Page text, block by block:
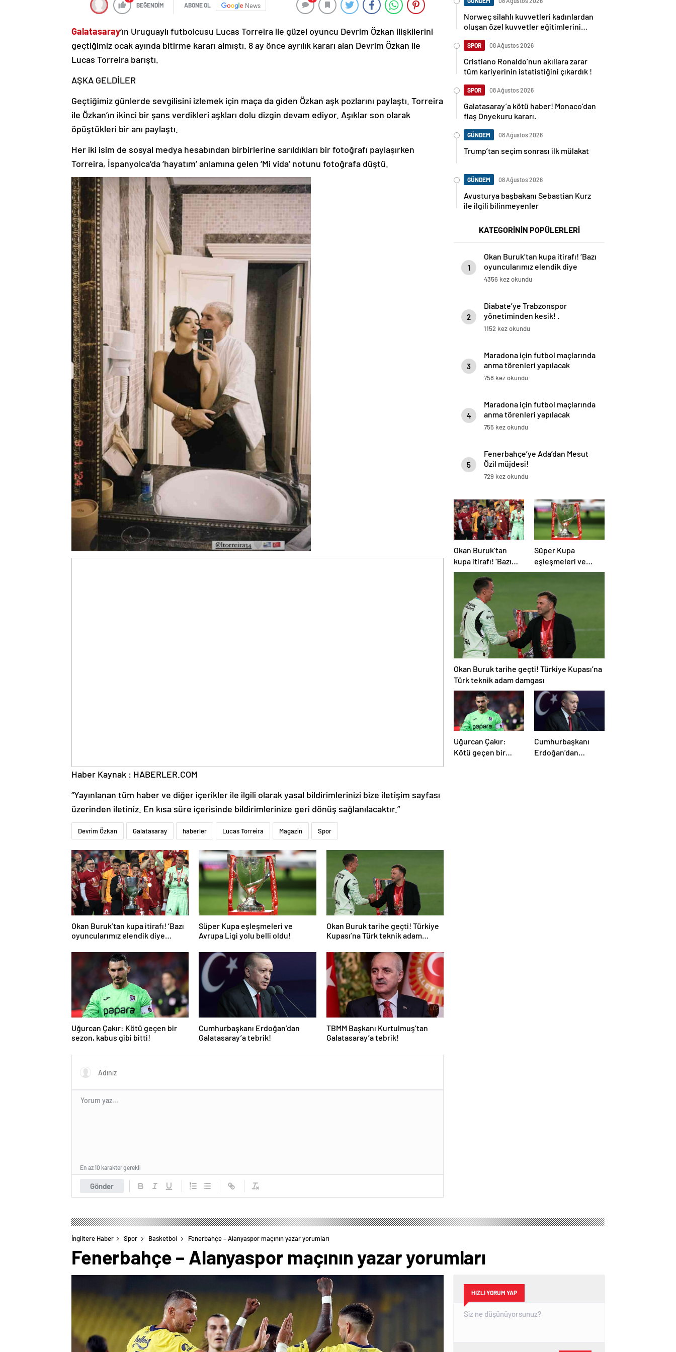
BEĞENDİM ABONE OL News
Galatasaray‘ın Uruguaylı futbolcusu Lucas Torreira ile güzel oyuncu Devrim Özkan ilişkilerini
geçtiğimiz ocak ayında bitirme kararı almıştı. 8 ay önce ayrılık kararı alan Devrim Özkan ile
Lucas Torreira barıştı.
AŞKA GELDİLER
Geçtiğimiz günlerde sevgilisini izlemek için maça da giden Özkan aşk pozlarını paylaştı. Torreira
ile Özkan’ın ikinci bir şans verdikleri aşkları dolu dizgin devam ediyor. Aşıklar son olarak
öpüştükleri bir anı paylaştı.
Her iki isim de sosyal medya hesabından birbirlerine sarıldıkları bir fotoğrafı paylaşırken
Torreira, İspanyolca’da ‘hayatım’ anlamına gelen ‘Mi vida’ notunu fotoğrafa düştü.
Haber Kaynak : HABERLER.COM
“Yayınlanan tüm haber ve diğer içerikler ile ilgili olarak yasal bildirimlerinizi bize iletişim sayfası
üzerinden iletiniz. En kısa süre içerisinde bildirimlerinize geri dönüş sağlanılacaktır.”
Devrim Özkan Galatasaray haberler Lucas Torreira Magazin Spor
Okan Buruk’tan kupa itirafı! ‘Bazı
oyuncularımız elendik diye
Süper Kupa eşleşmeleri ve
Avrupa Ligi yolu belli oldu!
Okan Buruk tarihe geçti! Türkiye
Kupası’na Türk teknik adam
Uğurcan Çakır: Kötü geçen bir
sezon, kabus gibi bitti!
Cumhurbaşkanı Erdoğan’dan
Galatasaray’a tebrik!
TBMM Başkanı Kurtulmuş’tan
Galatasaray’a tebrik!
Gönder
En az 10 karakter gerekli
Norweç silahlı kuvvetleri kadınlardan
oluşan özel kuvvetler eğitimlerini
SPOR 08 Ağustos 2026
Cristiano Ronaldo’nun akıllara zarar
tüm kariyerinin istatistiğini çıkardık !
SPOR 08 Ağustos 2026
Galatasaray’a kötü haber! Monaco’dan
flaş Onyekuru kararı.
GÜNDEM 08 Ağustos 2026
Trump’tan seçim sonrası ilk mülakat
GÜNDEM 08 Ağustos 2026
Avusturya başbakanı Sebastian Kurz
ile ilgili bilinmeyenler
KATEGORİNİN POPÜLERLERİ
1
Okan Buruk’tan kupa itirafı! ‘Bazı
oyuncularımız elendik diye
düşündü’
4356 kez okundu
2
Diabate’ye Trabzonspor
yönetiminden kesik! .
1152 kez okundu
3
Maradona için futbol maçlarında
anma törenleri yapılacak
758 kez okundu
4
Maradona için futbol maçlarında
anma törenleri yapılacak
755 kez okundu
5
Fenerbahçe’ye Ada’dan Mesut
Özil müjdesi!
729 kez okundu
Okan Buruk’tan
kupa itirafı! ‘Bazı
oyuncularımız
elendik diye
düşündü’
Süper Kupa
eşleşmeleri ve
Avrupa Ligi yolu
Okan Buruk tarihe geçti! Türkiye Kupası’na
Türk teknik adam damgası
Uğurcan Çakır:
Kötü geçen bir
Cumhurbaşkanı
Erdoğan’dan
İngiltere Haber Spor Basketbol Fenerbahçe – Alanyaspor maçının yazar yorumları
Fenerbahçe – Alanyaspor maçının yazar yorumları
HIZLI YORUM YAP